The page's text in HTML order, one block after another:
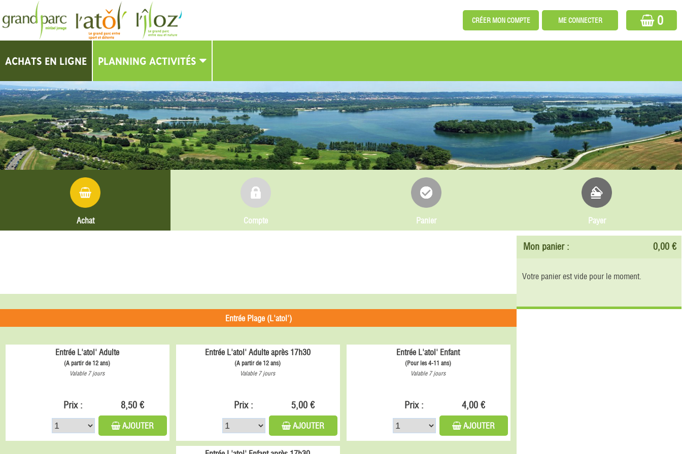
0
ACHATS EN LIGNE PLANNING ACTIVITÉS
PLANNING
Achat Compte Panier Payer
Entrée Plage (L'atol')
Entrée L'atol' Adulte
(A partir de 12 ans)
Valable 7 jours
Prix : 8,50 €
AJOUTER
Entrée L'atol' Adulte après 17h30
(A partir de 12 ans)
Valable 7 jours
Prix : 5,00 €
AJOUTER
Entrée L'atol' Enfant
(Pour les 4-11 ans)
Valable 7 jours
Prix : 4,00 €
AJOUTER
Mon panier : 0,00 €
Votre panier est vide pour le moment.